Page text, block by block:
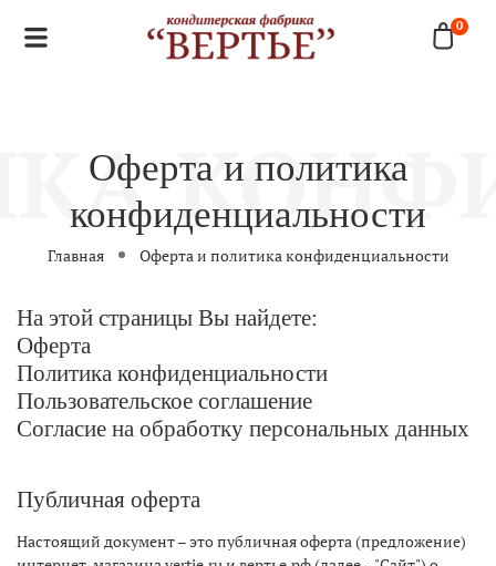
0
Оферта и политика
конфиденциальности
Главная Оферта и политика конфиденциальности
На этой страницы Вы найдете:
Оферта
Политика конфиденциальности
Пользовательское соглашение
Согласие на обработку персональных данных
Публичная оферта
Настоящий документ – это публичная оферта (предложение)